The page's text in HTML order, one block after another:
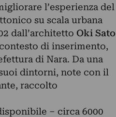
l’esperienza del
su scala urbana
dall’architetto Oki Sato
di inserimento,
di Nara. Da una
dintorni, note con il
raccolto
– circa 6000